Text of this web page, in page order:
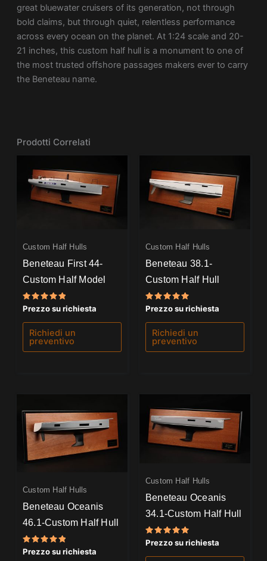
great bluewater cruisers of its generation, not through
bold claims, but through quiet, relentless performance
across every ocean on the planet. At 1:24 scale and 20-
21 inches, this custom half hull is a monument to one of
the most trusted offshore passages makers ever to carry
the Beneteau name.
Prodotti Correlati
Custom Half Hulls
Beneteau First 44-
Custom Half Model
Valutato
su 5
Prezzo su richiesta
Richiedi un
preventivo
Custom Half Hulls
Beneteau 38.1-
Custom Half Hull
Valutato
su 5
Prezzo su richiesta
Richiedi un
preventivo
Custom Half Hulls
Beneteau Oceanis
46.1-Custom Half Hull
Valutato
Prezzo su richiesta
Custom Half Hulls
Beneteau Oceanis
34.1-Custom Half Hull
Valutato
su 5
Prezzo su richiesta